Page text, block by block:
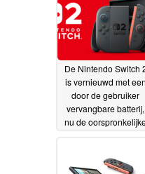
De Nintendo Switch
is vernieuwd met een
door de gebruiker
vervangbare batterij,
nu de
genomen07-07-2026